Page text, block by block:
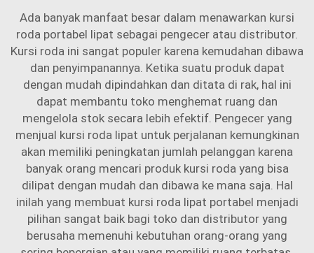
Ada banyak manfaat besar dalam menawarkan kursi
roda portabel lipat sebagai pengecer atau distributor.
Kursi roda ini sangat populer karena kemudahan dibawa
dan penyimpanannya. Ketika suatu produk dapat
dengan mudah dipindahkan dan ditata di rak, hal ini
dapat membantu toko menghemat ruang dan
mengelola stok secara lebih efektif. Pengecer yang
menjual kursi roda lipat untuk perjalanan kemungkinan
akan memiliki peningkatan jumlah pelanggan karena
banyak orang mencari produk kursi roda yang bisa
dilipat dengan mudah dan dibawa ke mana saja. Hal
inilah yang membuat kursi roda lipat portabel menjadi
pilihan sangat baik bagi toko dan distributor yang
berusaha memenuhi kebutuhan orang-orang yang